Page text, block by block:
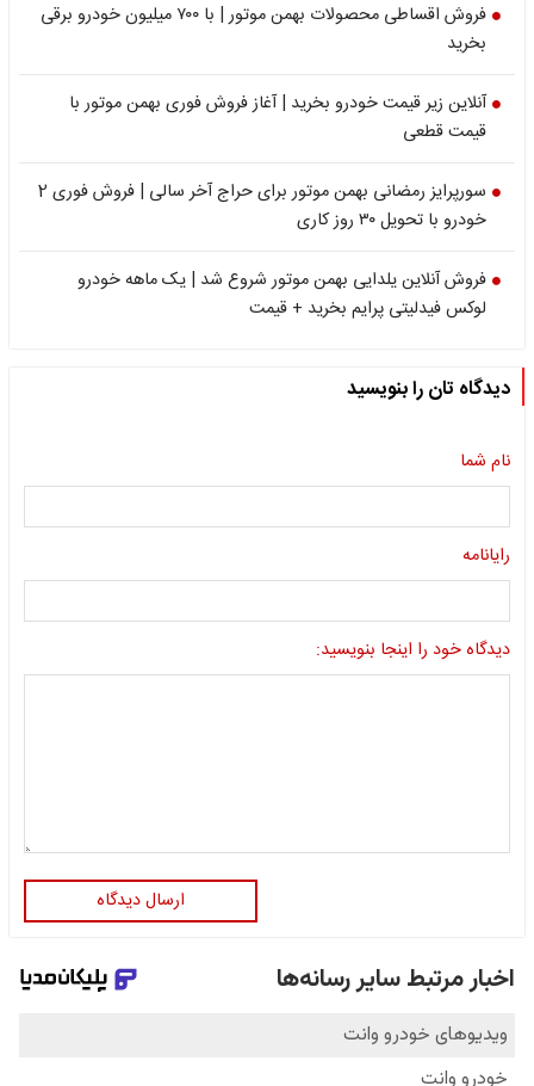
فروش اقساطی محصولات بهمن موتور | با ۷۰۰ میلیون خودرو برقی
بخرید
آنلاین زیر قیمت خودرو بخرید | آغاز فروش فوری بهمن موتور با
قیمت قطعی
سورپرایز رمضانی بهمن موتور برای حراج آخر سالی | فروش فوری 2
خودرو با تحویل ۳۰ روز کاری
فروش آنلاین یلدایی بهمن موتور شروع شد | یک ماهه خودرو
لوکس فیدلیتی پرایم بخرید + قیمت
دیدگاه تان را بنویسید
نام شما
رایانامه
دیدگاه خود را اینجا بنویسید:
ارسال دیدگاه